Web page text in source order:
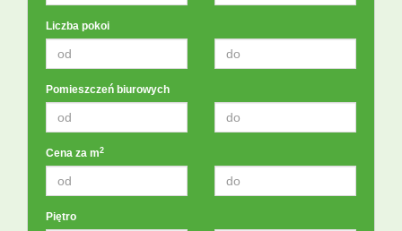
Liczba pokoi
Pomieszczeń biurowych
Cena za m2
Piętro